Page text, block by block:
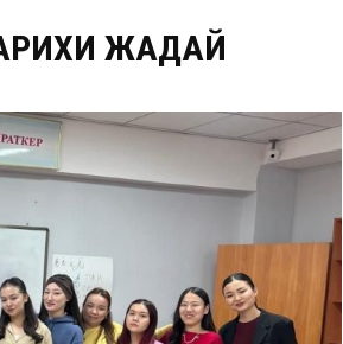
ЖАҒДАЙ